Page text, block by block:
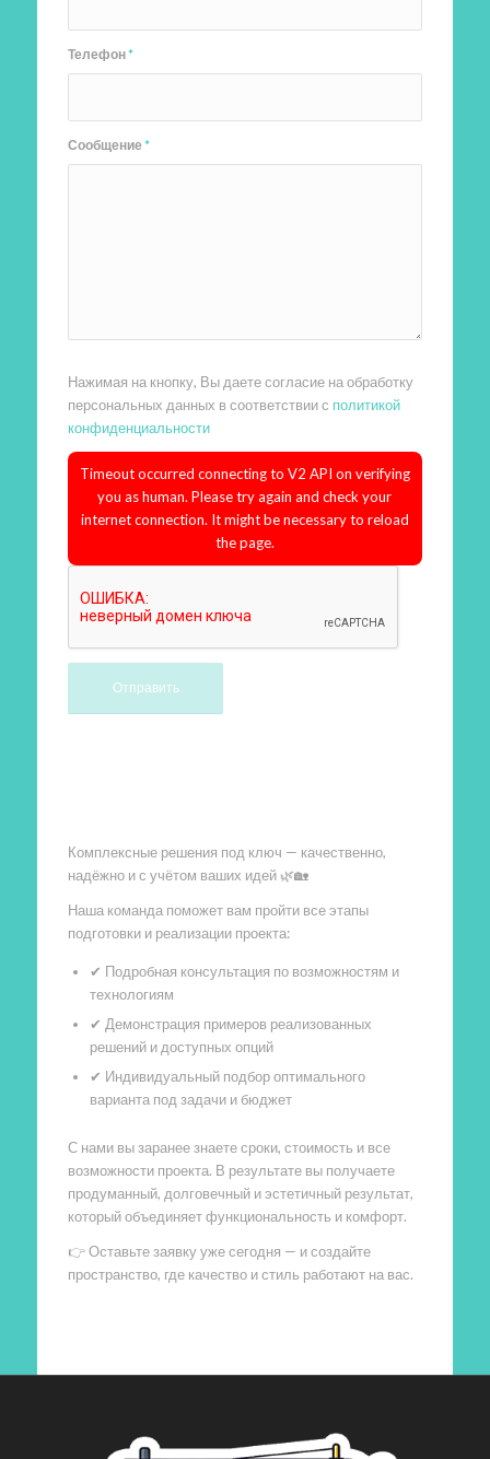
Телефон*
Сообщение*
Нажимая на кнопку, Вы даете согласие на обработку
персональных данных в соответствии с политикой
конфиденциальности
Timeout occurred connecting to V2 API on verifying
you as human. Please try again and check your
internet connection. It might be necessary to reload
the page.
Комплексные решения под ключ — качественно,
надёжно и с учётом ваших идей 🌿🏡
Наша команда поможет вам пройти все этапы
подготовки и реализации проекта:
✔ Подробная консультация по возможностям и
технологиям
✔ Демонстрация примеров реализованных
решений и доступных опций
✔ Индивидуальный подбор оптимального
варианта под задачи и бюджет
С нами вы заранее знаете сроки, стоимость и все
возможности проекта. В результате вы получаете
продуманный, долговечный и эстетичный результат,
который объединяет функциональность и комфорт.
👉 Оставьте заявку уже сегодня — и создайте
пространство, где качество и стиль работают на вас.